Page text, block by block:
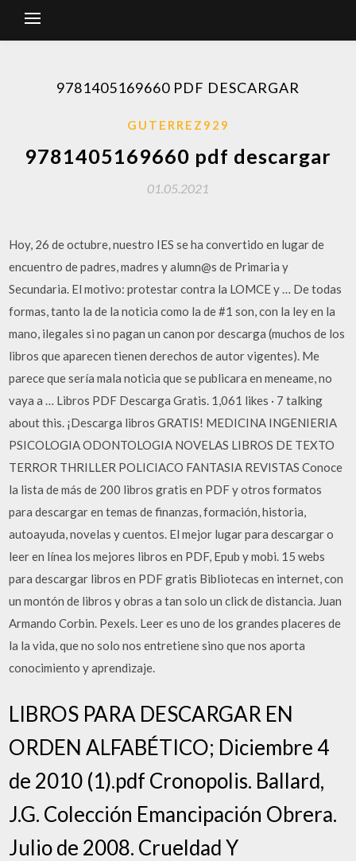
9781405169660 PDF DESCARGAR
GUTERREZ929
9781405169660 pdf descargar
01.05.2021
Hoy, 26 de octubre, nuestro IES se ha convertido en lugar de
encuentro de padres, madres y alumn@s de Primaria y
Secundaria. El motivo: protestar contra la LOMCE y … De todas
formas, tanto la de la noticia como la de #1 son, con la ley en la
mano, ilegales si no pagan un canon por descarga (muchos de los
libros que aparecen tienen derechos de autor vigentes). Me
parece que sería mala noticia que se publicara en meneame, no
vaya a … Libros PDF Descarga Gratis. 1,061 likes · 7 talking
about this. ¡Descarga libros GRATIS! MEDICINA INGENIERIA
PSICOLOGIA ODONTOLOGIA NOVELAS LIBROS DE TEXTO
TERROR THRILLER POLICIACO FANTASIA REVISTAS Conoce
la lista de más de 200 libros gratis en PDF y otros formatos
para descargar en temas de finanzas, formación, historia,
autoayuda, novelas y cuentos. El mejor lugar para descargar o
leer en línea los mejores libros en PDF, Epub y mobi. 15 webs
para descargar libros en PDF gratis Bibliotecas en internet, con
un montón de libros y obras a tan solo un click de distancia. Juan
Armando Corbin. Pexels. Leer es uno de los grandes placeres de
la la vida, que no solo nos entretiene sino que nos aporta
conocimiento y aprendizaje.
LIBROS PARA DESCARGAR EN
ORDEN ALFABÉTICO; Diciembre 4
de 2010 (1).pdf Cronopolis. Ballard,
J.G. Colección Emancipación Obrera.
Julio de 2008. Crueldad Y